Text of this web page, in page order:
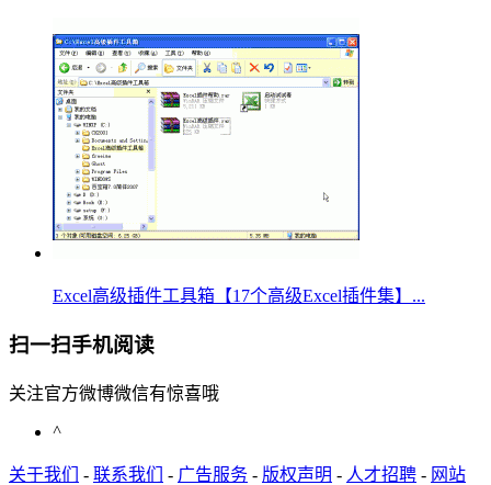
Excel高级插件工具箱【17个高级Excel插件集】...
扫一扫手机阅读
关注官方微博微信有惊喜哦
^
关于我们 - 联系我们 - 广告服务 - 版权声明 - 人才招聘 - 网站